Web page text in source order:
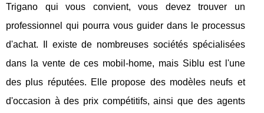
Trigano qui vous convient, vous devez trouver un
professionnel qui pourra vous guider dans le processus
d'achat. Il existe de nombreuses sociétés spécialisées
dans la vente de ces mobil-home, mais Siblu est l'une
des plus réputées. Elle propose des modèles neufs et
d'occasion à des prix compétitifs, ainsi que des agents